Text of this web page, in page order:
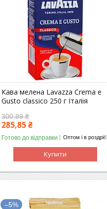
Кава мелена Lavazza Crema e
Gusto classico 250 г Італія
300,89 ₴
285,85 ₴
Готово до відправки Оптом і в роздріб
Купити
–5%